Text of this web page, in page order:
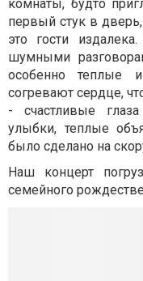
комнаты, будто
первый стук в
это гости
шумными
особенно теплые
согревают сердце,
- счастливые
улыбки, теплые
было сделано на
Наш концерт
семейного